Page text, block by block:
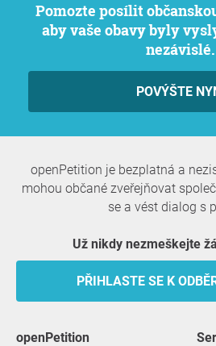
Pomozte posílit občanskou účast. Chceme,
aby vaše obavy byly
nezávislé.
POVÝŠTE
openPetition je bezplatná a
mohou občané zveřejňovat
se a vést dialog s
Už nikdy nezmeškejte
PŘIHLASTE SE K
openPetition